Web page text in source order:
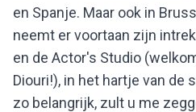
en Spanje. Maar ook in
neemt er voortaan zijn
en de Actor's Studio
Diouri!), in het hartje van de
zo belangrijk, zult u me